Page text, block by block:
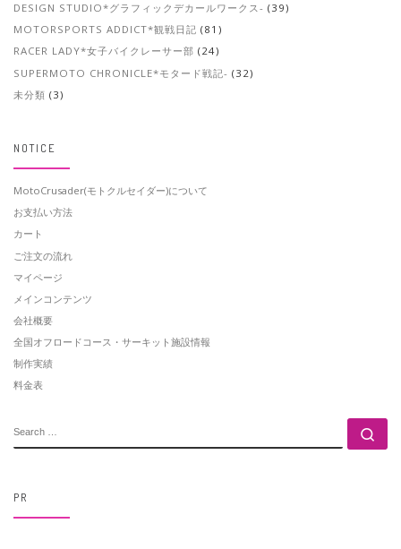
DESIGN STUDIO*グラフィックデカールワークス- (39)
MOTORSPORTS ADDICT*観戦日記 (81)
RACER LADY*女子バイクレーサー部 (24)
SUPERMOTO CHRONICLE*モタード戦記- (32)
未分類 (3)
NOTICE
MotoCrusader(モトクルセイダー)について
お支払い方法
カート
ご注文の流れ
マイページ
メインコンテンツ
会社概要
全国オフロードコース・サーキット施設情報
制作実績
料金表
PR